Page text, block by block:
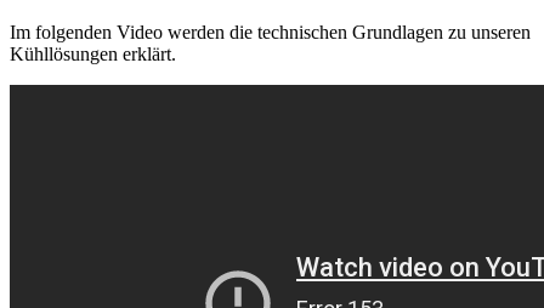
Im folgenden Video werden die technischen Grundlagen zu unseren
Kühllösungen erklärt.